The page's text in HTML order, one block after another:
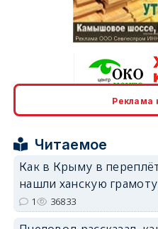
Реклама
Читаемое
Как в Крыму в
нашли ханскую грамоту
1 36833